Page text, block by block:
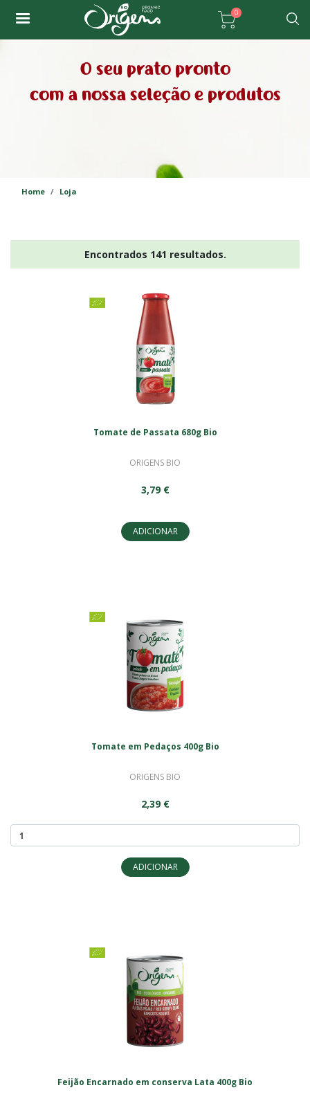
Passar
para
o
conteúdo
principal
0
O seu prato pronto
com a nossa seleção e produtos
Home Loja
Encontrados 141 resultados.
Tomate de Passata 680g Bio
ORIGENS BIO
3,79 €
ADICIONAR
Tomate em Pedaços 400g Bio
ORIGENS BIO
2,39 €
ADICIONAR
Feijão Encarnado em conserva Lata 400g Bio